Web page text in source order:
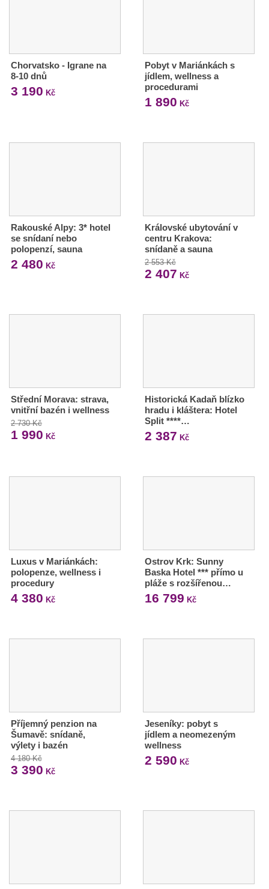
Chorvatsko - Igrane na
8-10 dnů
3 190 Kč
Pobyt v Mariánkách s
jídlem, wellness a
procedurami
1 890 Kč
Rakouské Alpy: 3* hotel
se snídaní nebo
polopenzí, sauna
2 480 Kč
Královské ubytování v
centru Krakova:
snídaně a sauna
2 553 Kč
2 407 Kč
Střední Morava: strava,
vnitřní bazén i wellness
2 730 Kč
1 990 Kč
Historická Kadaň blízko
hradu i kláštera: Hotel
Split ****…
2 387 Kč
Luxus v Mariánkách:
polopenze, wellness i
procedury
4 380 Kč
Ostrov Krk: Sunny
Baska Hotel *** přímo u
pláže s rozšířenou…
16 799 Kč
Příjemný penzion na
Šumavě: snídaně,
výlety i bazén
4 180 Kč
3 390 Kč
Jeseníky: pobyt s
jídlem a neomezeným
wellness
2 590 Kč